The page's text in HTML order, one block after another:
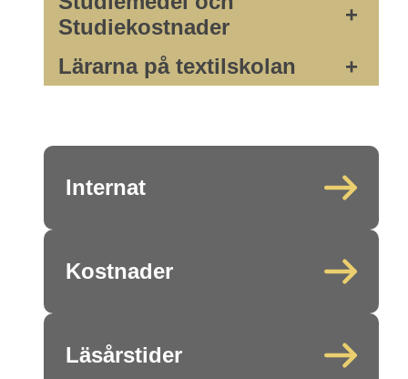
Studiekostnader
+
Lärarna på textilskolan +
Internat
Kostnader
Läsårstider